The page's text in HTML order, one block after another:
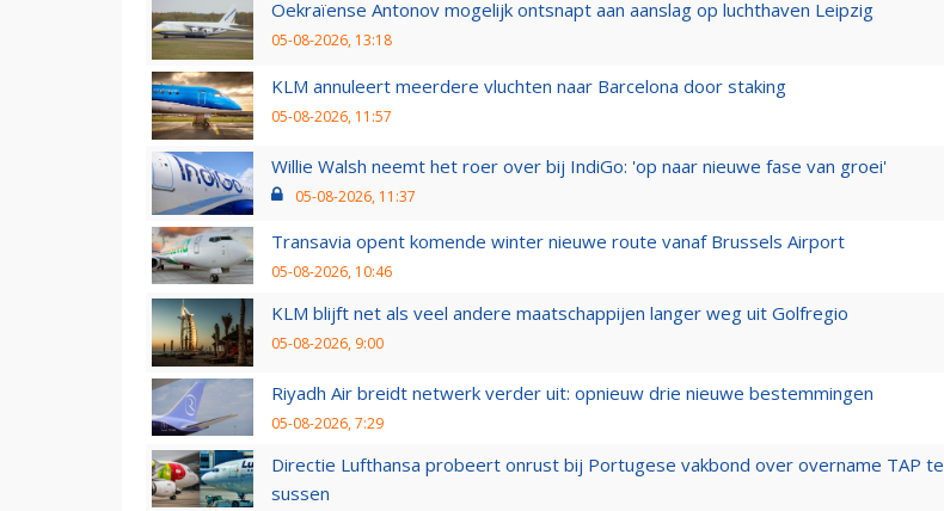
Oekraïense Antonov mogelijk ontsnapt aan aanslag op luchthaven Leipzig
05-08-2026, 13:18
KLM annuleert meerdere vluchten naar Barcelona door staking
05-08-2026, 11:57
Willie Walsh neemt het roer over bij IndiGo: 'op naar nieuwe fase van groei'
05-08-2026, 11:37
Transavia opent komende winter nieuwe route vanaf Brussels Airport
05-08-2026, 10:46
KLM blijft net als veel andere maatschappijen langer weg uit Golfregio
05-08-2026, 9:00
Riyadh Air breidt netwerk verder uit: opnieuw drie nieuwe bestemmingen
05-08-2026, 7:29
Directie Lufthansa probeert onrust bij Portugese vakbond over overname TAP te
sussen